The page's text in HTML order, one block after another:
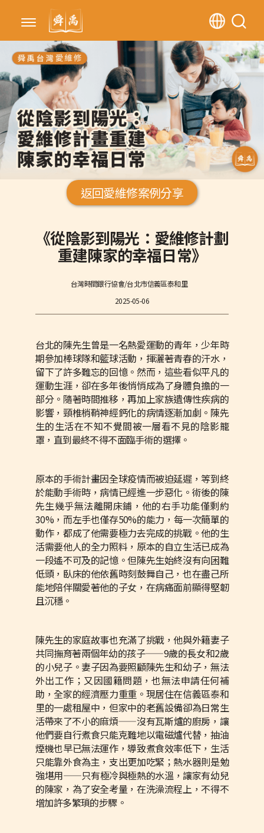
返回愛維修案例分享
《從陰影到陽光：愛維修計劃
重建陳家的幸福日常》
台灣時間銀行協會/台北市信義區泰和里
2025-05-06
台北的陳先生曾是一名熱愛運動的青年，少年時
期參加棒球隊和籃球活動，揮灑著青春的汗水，
留下了許多難忘的回憶。然而，這些看似平凡的
運動生涯，卻在多年後悄悄成為了身體負擔的一
部分。隨著時間推移，再加上家族遺傳性疾病的
影響，頸椎梢鞘神經鈣化的病情逐漸加劇。陳先
生的生活在不知不覺間被一層看不見的陰影籠
罩，直到最終不得不面臨手術的選擇。
原本的手術計畫因全球疫情而被迫延遲，等到終
於能動手術時，病情已經進一步惡化。術後的陳
先生幾乎無法離開床鋪，他的右手功能僅剩約
30%，而左手也僅存50%的能力，每一次簡單的
動作，都成了他需要極力去完成的挑戰。他的生
活需要他人的全力照料，原本的自立生活已成為
一段遙不可及的記憶。但陳先生始終沒有向困難
低頭，臥床的他依舊時刻鼓舞自己，也在盡己所
能地陪伴關愛著他的子女，在病痛面前顯得堅韌
且沉穩。
陳先生的家庭故事也充滿了挑戰，他與外籍妻子
共同撫育著兩個年幼的孩子——9歲的長女和2歲
的小兒子。妻子因為要照顧陳先生和幼子，無法
外出工作；又因國籍問題，也無法申請任何補
助，全家的經濟壓力重重。現居住在信義區泰和
里的一處租屋中，但家中的老舊設備卻為日常生
活帶來了不小的麻煩——沒有瓦斯爐的廚房，讓
他們要自行煮食只能克難地以電磁爐代替，抽油
煙機也早已無法運作，導致煮食效率低下，生活
只能靠外食為主，支出更加吃緊；熱水器則是勉
強堪用——只有極冷與極熱的水溫，讓家有幼兒
的陳家，為了安全考量，在洗澡流程上，不得不
增加許多繁瑣的步驟。